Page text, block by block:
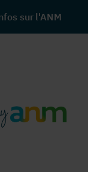
sur l'ANM